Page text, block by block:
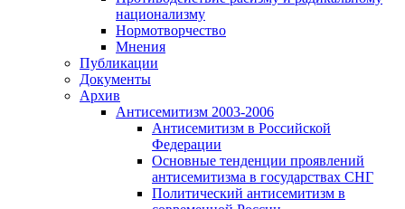
национализму
Нормотворчество
Мнения
Публикации
Документы
Архив
Антисемитизм 2003-2006
Антисемитизм в Российской
Федерации
Основные тенденции проявлений
антисемитизма в государствах СНГ
Политический антисемитизм в